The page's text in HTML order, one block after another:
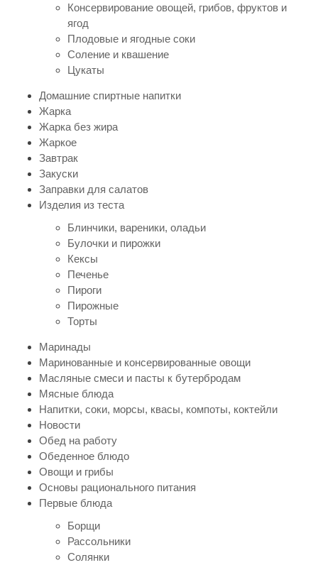
Консервирование овощей, грибов, фруктов и
ягод
Плодовые и ягодные соки
Соление и квашение
Цукаты
Домашние спиртные напитки
Жарка
Жарка без жира
Жаркое
Завтрак
Закуски
Заправки для салатов
Изделия из теста
Блинчики, вареники, оладьи
Булочки и пирожки
Кексы
Печенье
Пироги
Пирожные
Торты
Маринады
Маринованные и консервированные овощи
Масляные смеси и пасты к бутербродам
Мясные блюда
Напитки, соки, морсы, квасы, компоты, коктейли
Новости
Обед на работу
Обеденное блюдо
Овощи и грибы
Основы рационального питания
Первые блюда
Борщи
Рассольники
Солянки